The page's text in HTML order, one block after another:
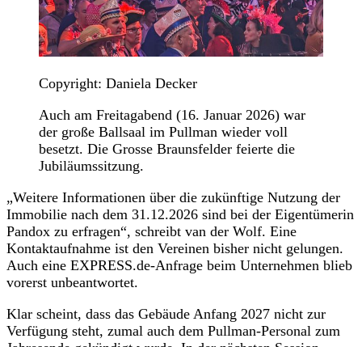
Copyright: Daniela Decker
Auch am Freitagabend (16. Januar 2026) war
der große Ballsaal im Pullman wieder voll
besetzt. Die Grosse Braunsfelder feierte die
Jubiläumssitzung.
„Weitere Informationen über die zukünftige Nutzung der
Immobilie nach dem 31.12.2026 sind bei der Eigentümerin
Pandox zu erfragen“, schreibt van der Wolf. Eine
Kontaktaufnahme ist den Vereinen bisher nicht gelungen.
Auch eine EXPRESS.de-Anfrage beim Unternehmen blieb
vorerst unbeantwortet.
Klar scheint, dass das Gebäude Anfang 2027 nicht zur
Verfügung steht, zumal auch dem Pullman-Personal zum